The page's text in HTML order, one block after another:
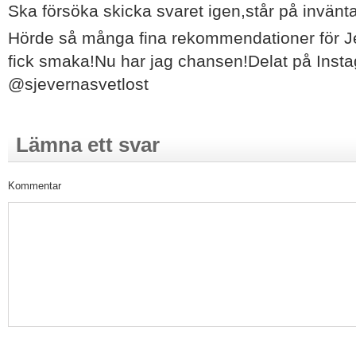
Ska försöka skicka svaret igen,står på
Hörde så många fina rekommendationer för
fick smaka!Nu har jag chansen!Delat på
@sjevernasvetlost
Lämna ett svar
Kommentar